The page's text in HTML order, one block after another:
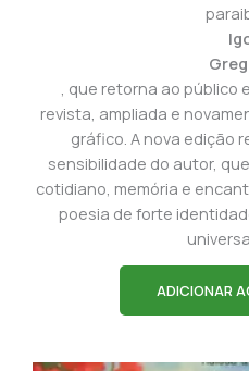
, que retorna ao público
revista, ampliada e
gráfico. A nova edição
sensibilidade do autor,
cotidiano, memória e
poesia de forte
ADICIONAR